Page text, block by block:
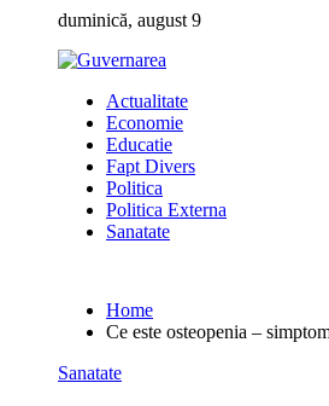
content
duminică, august 9
Actualitate
Economie
Educatie
Fapt Divers
Politica
Politica Externa
Sanatate
Home
Ce este osteopenia –
Sanatate